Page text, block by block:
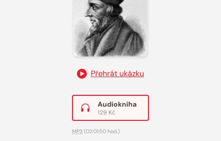
Přehrát ukázku
Audiokniha
129 Kč
MP3 (02:01:50 hod.)